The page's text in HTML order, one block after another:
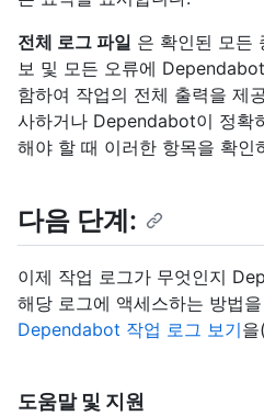
전체 로그 파일 은 확인된 모든
보 및 모든 오류에
함하여 작업의 전체 출력을 제
사하거나 Dependabot이 정확
해야 할 때 이러한 항목을 확인
다음 단계:
이제 작업 로그가 무엇인지
해당 로그에 액세스하는 방법
Dependabot 작업 로그 보기
도움말 및 지원